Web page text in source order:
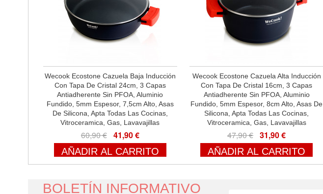
Wecook Ecostone Cazuela Baja Inducción
Con Tapa De Cristal 24cm, 3 Capas
Antiadherente Sin PFOA, Aluminio
Fundido, 5mm Espesor, 7,5cm Alto, Asas
De Silicona, Apta Todas Las Cocinas,
Vitroceramica, Gas, Lavavajillas
60,90 € 41,90 €
AÑADIR AL CARRITO
Wecook Ecostone Cazuela Alta Inducción
Con Tapa De Cristal 16cm, 3 Capas
Antiadherente Sin PFOA, Aluminio
Fundido, 5mm Espesor, 8cm Alto, Asas De
Silicona, Apta Todas Las Cocinas,
Vitroceramica, Gas, Lavavajillas
47,90 € 31,90 €
AÑADIR AL CARRITO
BOLETÍN INFORMATIVO